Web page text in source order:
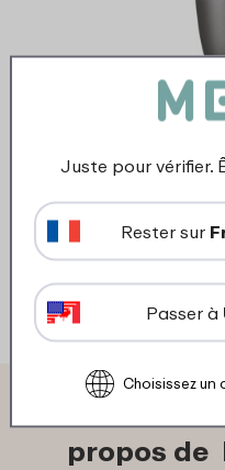
Ellipse pot
Regarder
Ce que
propos de
Juste pour vérifier.
Rester sur
Passer à